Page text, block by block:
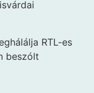
RTL-es
beszólt